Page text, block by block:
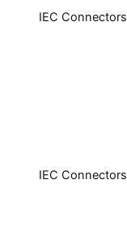
IEC Connectors
IEC Connectors